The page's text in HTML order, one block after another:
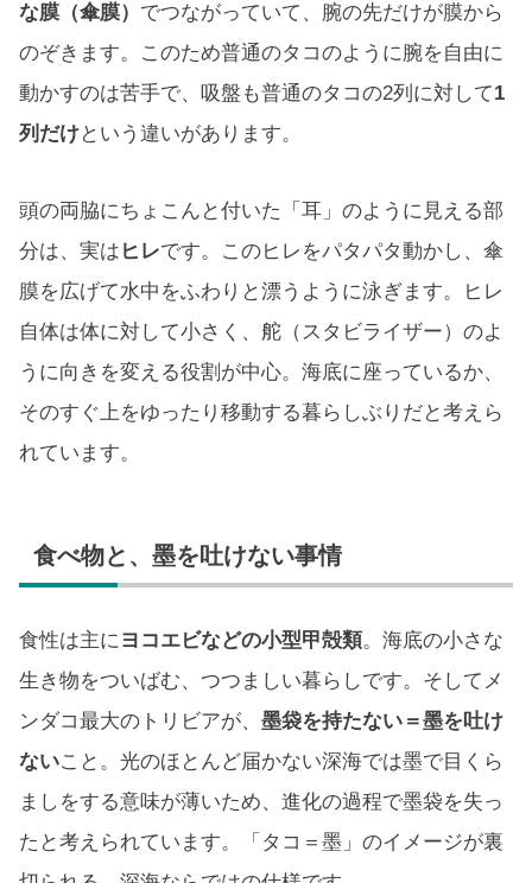
な膜（傘膜） でつながっていて、腕の先だけが膜から
のぞきます。このため普通のタコのように腕を自由に
動かすのは苦手で、吸盤も普通のタコの2列に対して1
列だけという違いがあります。
頭の両脇にちょこんと付いた「耳」のように見える部
分は、実は ヒレです。このヒレをパタパタ動かし、傘
膜を広げて水中をふわりと漂うように泳ぎます。ヒレ
自体は体に対して小さく、舵（スタビライザー）のよ
うに向きを変える役割が中心。海底に座っているか、
そのすぐ上をゆったり移動する暮らしぶりだと考えら
れています。
食べ物と、墨を吐けない事情
食性は主にヨコエビなどの小型甲殻類。海底の小さな
生き物をついばむ、つつましい暮らしです。そしてメ
ンダコ最大のトリビアが、 墨袋を持たない＝墨を吐け
ないこと。光のほとんど届かない深海では墨で目くら
ましをする意味が薄いため、進化の過程で墨袋を失っ
たと考えられています。「タコ＝墨」のイメージが裏